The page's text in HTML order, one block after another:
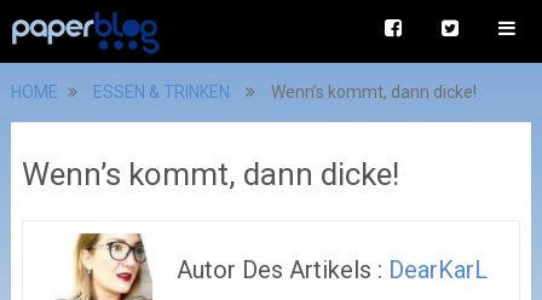
HOME ESSEN & TRINKEN Wenn’s kommt, dann dicke!
Wenn’s kommt, dann dicke!
Autor Des Artikels : DearKarL